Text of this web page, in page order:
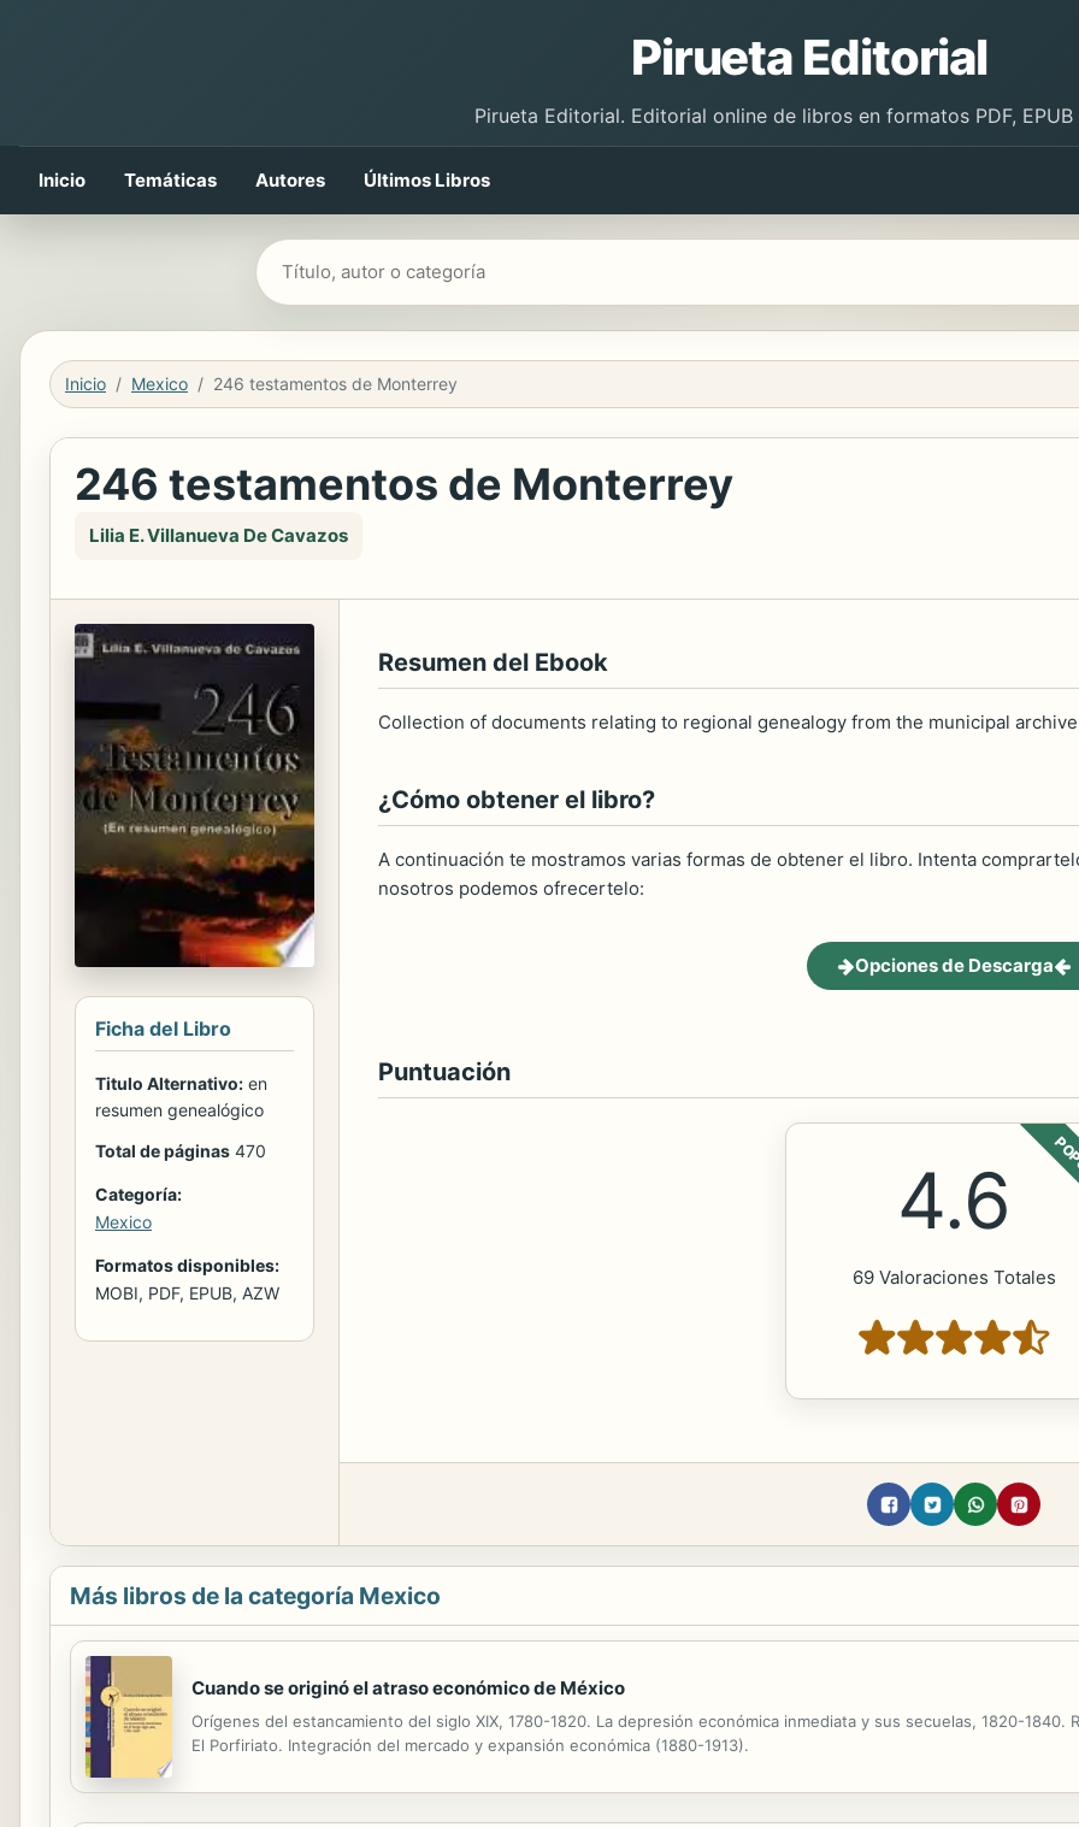
Pirueta Editorial
Pirueta Editorial. Editorial online de libros en formatos PDF, EPUB
Inicio Temáticas Autores Últimos Libros
Buscar libros
Inicio Mexico 246 testamentos de Monterrey
246 testamentos de Monterrey
Lilia E. Villanueva De Cavazos
Ficha del Libro
Titulo Alternativo: en
resumen genealógico
Total de páginas 470
Categoría:
Mexico
Formatos disponibles:
MOBI, PDF, EPUB, AZW
Resumen del Ebook
Collection of documents relating to regional genealogy from the municipal
¿Cómo obtener el libro?
A continuación te mostramos varias formas de obtener el libro. Intenta
nosotros podemos ofrecertelo:
Opciones de Descarga
Puntuación
4.6
69 Valoraciones Totales
Más libros de la categoría Mexico
Cuando se originó el atraso económico de México
Orígenes del estancamiento del siglo XIX, 1780-1820. La depresión económica inmediata y sus secuelas, 1820-1840.
El Porfiriato. Integración del mercado y expansión económica (1880-1913).